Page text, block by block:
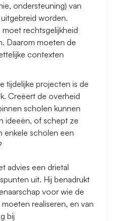
ondersteuning) van
worden.
rechtsgelijkheid
Daarom moeten de
contexten
tijdelijke projecten is de
Creëert de overheid
scholen kunnen
ideeën, of schept ze
enkele scholen een
advies een drietal
uit. Hij benadrukt
voor wie de
realiseren, en van
bij